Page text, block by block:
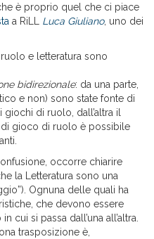
è proprio quel che ci piace
a RiLL Luca Giuliano, uno dei
e letteratura sono
bidirezionale: da una parte,
e non) sono state fonte di
di ruolo, dall’altra il
gioco di ruolo è possibile
occorre chiarire
la Letteratura sono una
Ognuna delle quali ha
che devono essere
cui si passa dall’una all’altra.
trasposizione è,